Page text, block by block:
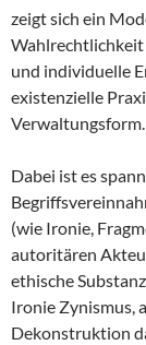
zeigt sich ein
und individuelle
existenzielle
Verwaltungsform.
Dabei ist es
(wie Ironie,
autoritären
ethische
Ironie Zynismus,
Dekonstruktion